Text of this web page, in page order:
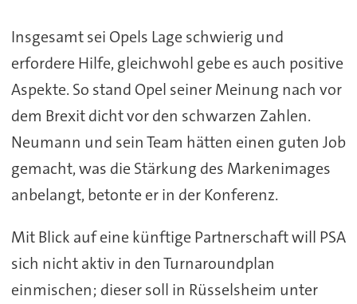
Insgesamt sei Opels Lage schwierig und
erfordere Hilfe, gleichwohl gebe es auch positive
Aspekte. So stand Opel seiner Meinung nach vor
dem Brexit dicht vor den schwarzen Zahlen.
Neumann und sein Team hätten einen guten Job
gemacht, was die Stärkung des Markenimages
anbelangt, betonte er in der Konferenz.
Mit Blick auf eine künftige Partnerschaft will PSA
sich nicht aktiv in den Turnaroundplan
einmischen; dieser soll in Rüsselsheim unter